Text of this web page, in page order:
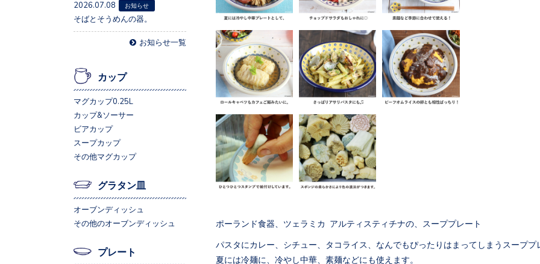
ポーランド食器、ツェラミカ アルティスティチナの、スーププレート
パスタにカレー、シチュー、タコライス、なんでもぴったりはまってしまうスーププ
夏には冷麺に、冷やし中華、素麺などにも使えます。
2026.07.08 お知らせ
そばとそうめんの器。
お知らせ一覧
カップ
マグカップ0.25L
カップ&ソーサー
ビアカップ
スープカップ
その他マグカップ
グラタン皿
オーブンディッシュ
その他のオーブンディッシュ
プレート